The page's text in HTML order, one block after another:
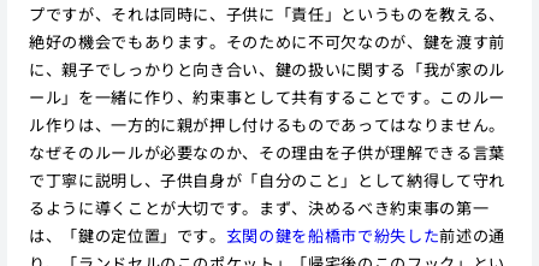
プですが、それは同時に、子供に「責任」というものを教える、
絶好の機会でもあります。そのために不可欠なのが、鍵を渡す前
に、親子でしっかりと向き合い、鍵の扱いに関する「我が家のル
ール」を一緒に作り、約束事として共有することです。このルー
ル作りは、一方的に親が押し付けるものであってはなりません。
なぜそのルールが必要なのか、その理由を子供が理解できる言葉
で丁寧に説明し、子供自身が「自分のこと」として納得して守れ
るように導くことが大切です。まず、決めるべき約束事の第一
は、「鍵の定位置」です。 玄関の鍵を船橋市で紛失した前述の通